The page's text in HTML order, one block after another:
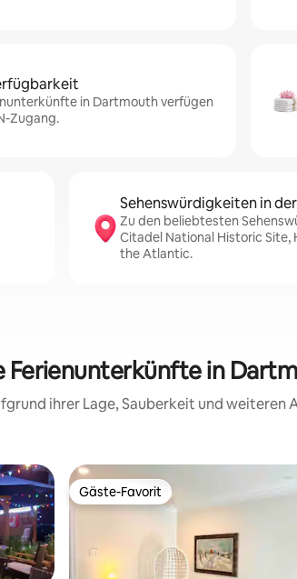
in Dartmouth verfügen
Zugang.
Sehenswürdigkeiten in
Zu den beliebtesten
Citadel National Historic Site,
the Atlantic.
Ferienunterkünfte in
ihrer Lage, Sauberkeit und weiteren
Gäste-Favorit
Gäste-Favorit